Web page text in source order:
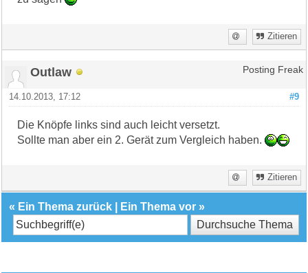
Zitieren
Outlaw Posting Freak
#9
14.10.2013, 17:12
Die Knöpfe links sind auch leicht versetzt.
Sollte man aber ein 2. Gerät zum Vergleich haben.
Zitieren
« Ein Thema zurück Ein Thema vor »